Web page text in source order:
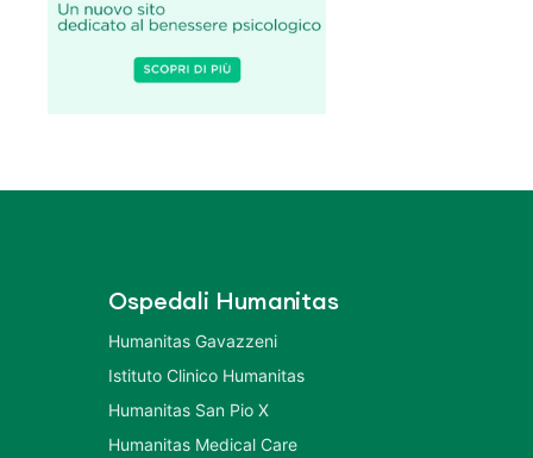
Ospedali Humanitas
Humanitas Gavazzeni
Istituto Clinico Humanitas
Humanitas San Pio X
Humanitas Medical Care